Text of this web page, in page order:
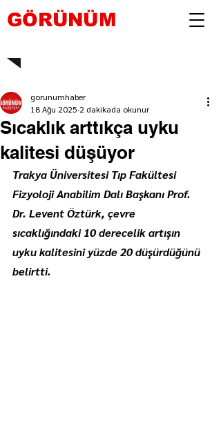
GÖRÜNÜM
Sıcaklık arttıkça uyku
kalitesi düşüyor
gorunumhaber
18 Ağu 2025 2 dakikada okunur
Trakya Üniversitesi Tıp Fakültesi
Fizyoloji Anabilim Dalı Başkanı Prof.
Dr. Levent Öztürk, çevre
sıcaklığındaki 10 derecelik artışın
uyku kalitesini yüzde 20 düşürdüğünü
belirtti.